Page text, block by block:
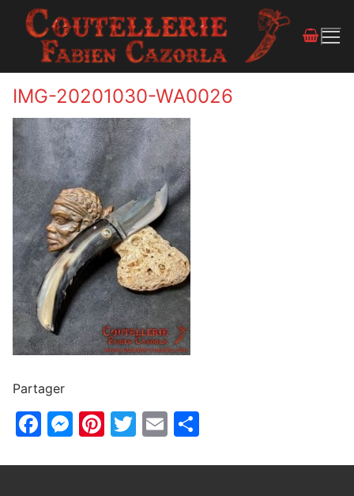
IMG-20201030-WA0026
Partager
Facebook
Messenger
Pinterest
Twitter
Email